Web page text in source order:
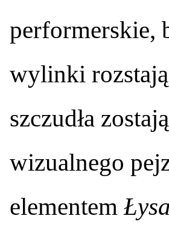
performerskie,
wylinki rozstają
szczudła
wizualnego
elementem Łysa